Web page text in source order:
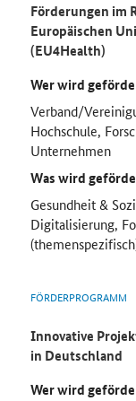
Förderungen im
Europäischen
(EU4Health)
Wer wird
Verband/
Hochschule,
Unternehmen
Was wird
Gesundheit &
Digitalisierung,
FÖRDERPROGRAMM
Innovative
in Deutschland
Wer wird